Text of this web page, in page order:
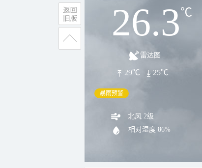
26.3℃
雷达图
29℃ 25℃
暴雨预警
北风 2级
相对湿度 86%